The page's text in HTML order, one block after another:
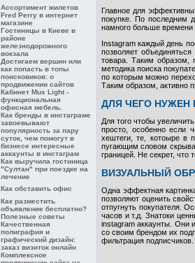
Ассортимент жилетов
Fred Perry в интернет
магазине
Гостиницы в Киеве в
районе
железнодорожного
вокзала
Достигаем вершин или
как попасть в топы
поисковиков: о
продвижении сайтов
Кабинет Mux Light -
функциональная
офисная мебель.
Как бренды в инстаграме
завоевывают
популярность за пару
суток, чем помогут в
бизнесе интересные
аккаунты в инстаграм
Как выручила гостиница
"Султан" при поездке на
лечение
Как обставить офис
Как разместить
объявление бесплатно?
Полезные советы
Качественная
полиграфия и
графический дизайн:
заказ визиток онлайн
Комплексное
Главное для
покупке. По последним
намного больше времени
Instagram каждый день
позволяет
товара. Таким образом,
методика поиска
по которым можно
Таким образом, активно
ДЛЯ ЧЕГО НУЖЕН
Для того чтобы
просто, особенно если
хештеги, те, котоыре в
пугающим словом
границей. Не секрет, что
ВИЗУАЛЬНЫЙ
Одна эффектная
позволяют оценить
отпугнуть покупателя.
часов и т.д. Знатоки
instagram аккаунты. Они
со своим брендом их
фильтрация